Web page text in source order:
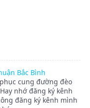
Bắc Bình
cung đường đèo
nhớ đăng ký kênh
đăng ký kênh mình